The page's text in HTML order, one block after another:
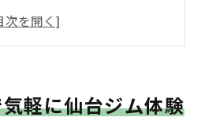
仙台ジム体験の選び方を解
ジムで無料体験を活用する
軽に仙台ジム体験